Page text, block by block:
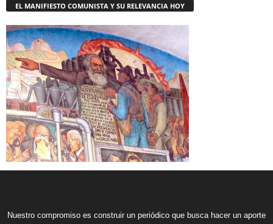
EL MANIFIESTO COMUNISTA Y SU RELEVANCIA HOY
Nuestro compromiso es construir un periódico que busca hacer un aporte